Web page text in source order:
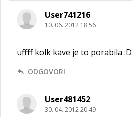
User741216
10. 06. 2012 18.56
uffff kolk kave je to porabila :D
ODGOVORI
User481452
30. 04. 2012 20.49